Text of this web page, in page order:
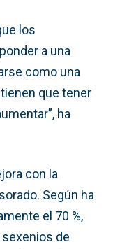
los
a una
como una
que tener
ha
con la
Según ha
el 70 %,
de